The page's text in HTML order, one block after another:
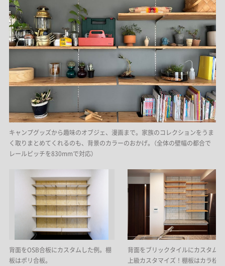
キャンプグッズから趣味のオブジェ、漫画まで。家族のコレクションをうま
く取りまとめてくれるのも、背景のカラーのおかげ。（全体の壁幅の都合で
レールピッチを830mmで対応）
背面をOSB合板にカスタムした例。棚
板はポリ合板。
背面をブリックタイルにカスタム
上級カスタマイズ！棚板はカラ松合